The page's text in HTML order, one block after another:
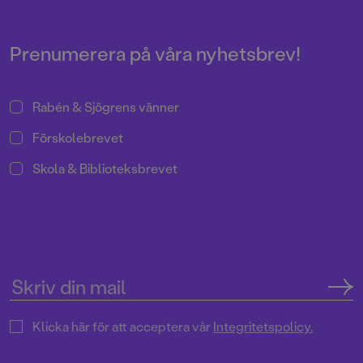
Prenumerera på våra nyhetsbrev!
Rabén & Sjögrens vänner
Förskolebrevet
Skola & Biblioteksbrevet
Klicka här för att acceptera vårIntegritetspolicy.